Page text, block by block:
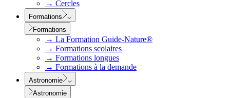
→ Cercles
Formations
Formations
→ La Formation Guide-Nature®
→ Formations scolaires
→ Formations longues
→ Formations à la demande
Astronomie
Astronomie